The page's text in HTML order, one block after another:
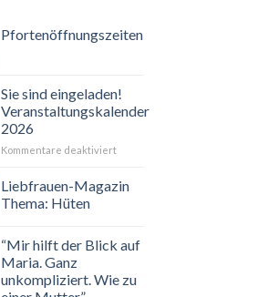
Pfortenöffnungszeiten
Sie sind eingeladen!
Veranstaltungskalender
2026
Kommentare deaktiviertfür
sind
Liebfrauen-Magazin
Thema: Hüten
“Mir hilft der Blick auf
Maria. Ganz
unkompliziert. Wie zu